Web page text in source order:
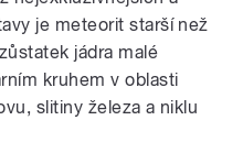
je meteorit starší než
jádra malé
kruhem v oblasti
slitiny železa a niklu